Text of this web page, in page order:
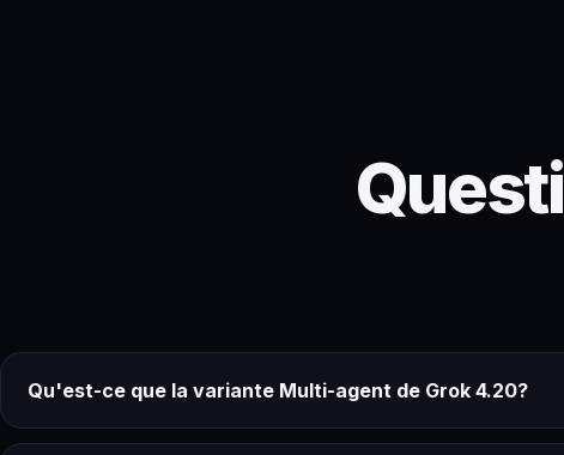
Qu'est-ce que la variante Multi-agent de Grok 4.20?